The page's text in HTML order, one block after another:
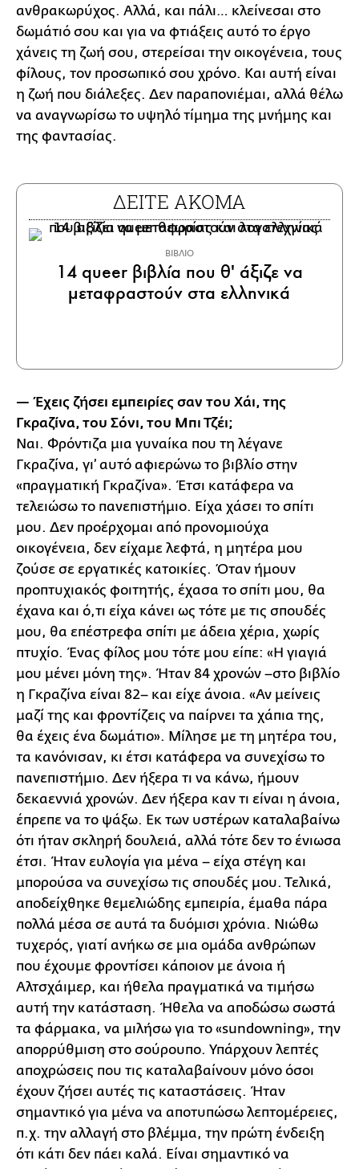
ανθρακωρύχος. Αλλά, και πάλι… κλείνεσαι στο
δωμάτιό σου και για να φτιάξεις αυτό το έργο
χάνεις τη ζωή σου, στερείσαι την οικογένεια, τους
φίλους, τον προσωπικό σου χρόνο. Και αυτή είναι
η ζωή που διάλεξες. Δεν παραπονιέμαι, αλλά θέλω
να αναγνωρίσω το υψηλό τίμημα της μνήμης και
της φαντασίας.
ΔΕΙΤΕ ΑΚΟΜΑ
ΒΙΒΛΙΟ
14 queer βιβλία που θ' άξιζε να
μεταφραστούν στα ελληνικά
— Έχεις ζήσει εμπειρίες σαν του Χάι, της
Γκραζίνα, του Σόνι, του Μπι Τζέι;
Ναι. Φρόντιζα μια γυναίκα που τη λέγανε
Γκραζίνα, γι’ αυτό αφιερώνω το βιβλίο στην
«πραγματική Γκραζίνα». Έτσι κατάφερα να
τελειώσω το πανεπιστήμιο. Είχα χάσει το σπίτι
μου. Δεν προέρχομαι από προνομιούχα
οικογένεια, δεν είχαμε λεφτά, η μητέρα μου
ζούσε σε εργατικές κατοικίες. Όταν ήμουν
προπτυχιακός φοιτητής, έχασα το σπίτι μου, θα
έχανα και ό,τι είχα κάνει ως τότε με τις σπουδές
μου, θα επέστρεφα σπίτι με άδεια χέρια, χωρίς
πτυχίο. Ένας φίλος μου τότε μου είπε: «Η γιαγιά
μου μένει μόνη της». Ήταν 84 χρονών –στο βιβλίο
η Γκραζίνα είναι 82– και είχε άνοια. «Αν μείνεις
μαζί της και φροντίζεις να παίρνει τα χάπια της,
θα έχεις ένα δωμάτιο». Μίλησε με τη μητέρα του,
τα κανόνισαν, κι έτσι κατάφερα να συνεχίσω το
πανεπιστήμιο. Δεν ήξερα τι να κάνω, ήμουν
δεκαεννιά χρονών. Δεν ήξερα καν τι είναι η άνοια,
έπρεπε να το ψάξω. Εκ των υστέρων καταλαβαίνω
ότι ήταν σκληρή δουλειά, αλλά τότε δεν το ένιωσα
έτσι. Ήταν ευλογία για μένα – είχα στέγη και
μπορούσα να συνεχίσω τις σπουδές μου. Τελικά,
αποδείχθηκε θεμελιώδης εμπειρία, έμαθα πάρα
πολλά μέσα σε αυτά τα δυόμισι χρόνια. Νιώθω
τυχερός, γιατί ανήκω σε μια ομάδα ανθρώπων
που έχουμε φροντίσει κάποιον με άνοια ή
Αλτσχάιμερ, και ήθελα πραγματικά να τιμήσω
αυτή την κατάσταση. Ήθελα να αποδώσω σωστά
τα φάρμακα, να μιλήσω για το «sundowning», την
απορρύθμιση στο σούρουπο. Υπάρχουν λεπτές
αποχρώσεις που τις καταλαβαίνουν μόνο όσοι
έχουν ζήσει αυτές τις καταστάσεις. Ήταν
σημαντικό για μένα να αποτυπώσω λεπτομέρειες,
π.χ. την αλλαγή στο βλέμμα, την πρώτη ένδειξη
ότι κάτι δεν πάει καλά. Είναι σημαντικό να